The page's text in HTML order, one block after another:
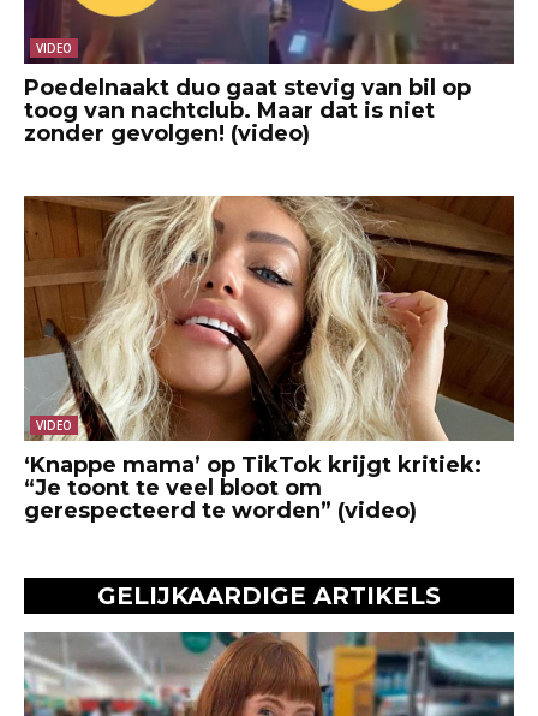
VIDEO
Poedelnaakt duo gaat stevig van bil op
toog van nachtclub. Maar dat is niet
zonder gevolgen! (video)
VIDEO
‘Knappe mama’ op TikTok krijgt kritiek:
“Je toont te veel bloot om
gerespecteerd te worden” (video)
GELIJKAARDIGE ARTIKELS